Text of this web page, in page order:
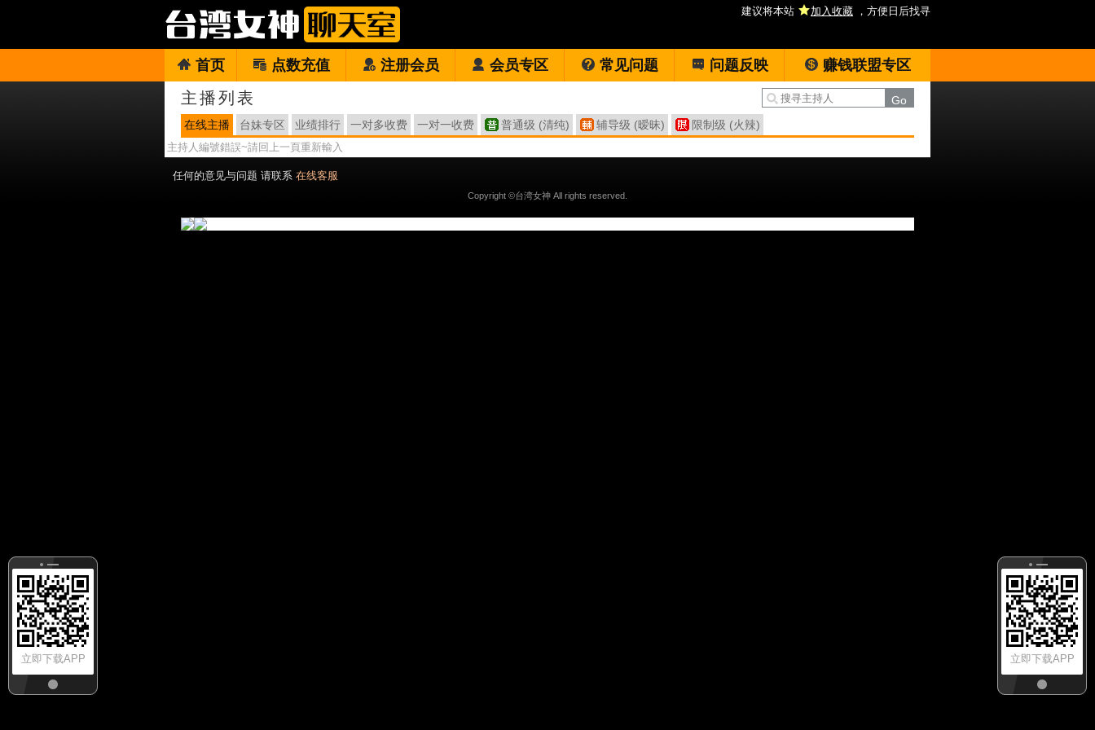
建议将本站 加入收藏 ，方便日后找寻
首页 点数充值 注册会员 会员专区 常见问题 问题反映 赚钱联盟专区
立即下载APP
立即下载APP
主播列表
在线主播 台妹专区 业绩排行 一对多收费 一对一收费 普通级 (清纯) 辅导级 (暧昧) 限制级 (火辣)
主持人編號錯誤~請回上一頁重新輸入
任何的意见与问题 请联系 在线客服
Copyright ©台湾女神 All rights reserved.